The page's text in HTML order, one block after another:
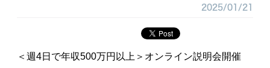
お問い合わせ
2025/01/21
＜週4日で年収500万円以上＞オンライン説明会開催